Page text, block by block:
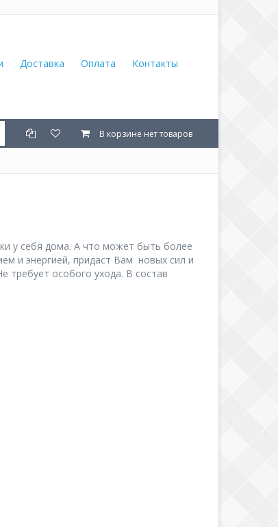
Доставка Оплата Контакты
В корзине нет товаров
у себя дома. А что может быть более
и энергией, придаст Вам новых сил и
требует особого ухода. В состав